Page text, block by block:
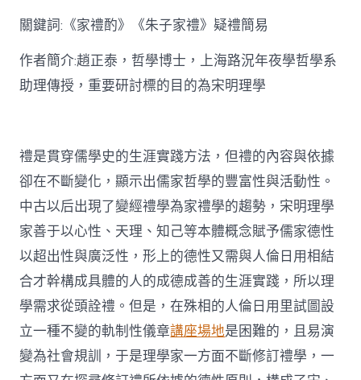
中
關鍵詞:《家禮酌》《朱子家禮》疑禮簡易
作者簡介:趙正泰，哲學博士，上海路況年夜學哲學系
助理傳授，重要研討標的目的為宋明理學
禮是貫穿儒學史的生涯實踐方法，但禮的內容與依據
卻在不斷變化，顯示出儒家哲學的豐富性與活動性。
中古以后出現了變經禮學為家禮學的趨勢，宋明理學
家善于以心性、天理、知己等本體概念賦予儒家德性
以超出性與廣泛性，形上的德性又需與人倫日用相結
合才幹構成具體的人的成德成善的生涯實踐，所以理
學需求從頭詮禮。但是，在殊相的人倫日用里試圖設
立一種不變的軌制性儀章講座場地是困難的，且易演
變為社會規訓，于是理學家一方面不斷修訂禮學，一